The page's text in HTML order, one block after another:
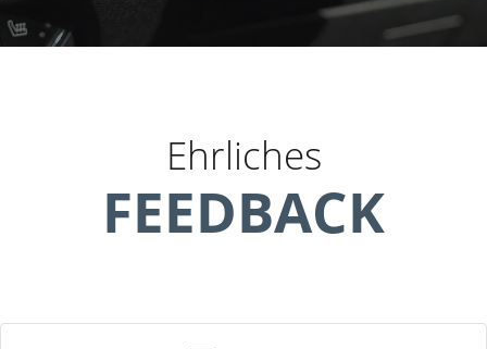
Ehrliches
FEEDBACK